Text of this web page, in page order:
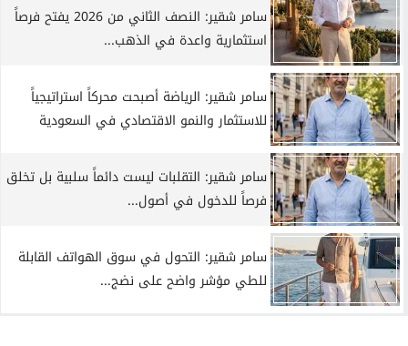
سامر شقير: النصف الثاني من 2026 يفتح فرصاً
استثمارية واعدة في الذهب...
سامر شقير: الرياضة أصبحت محركاً استراتيجياً
للاستثمار والنمو الاقتصادي في السعودية
سامر شقير: التقلبات ليست دائماً سلبية بل تخلق
فرصاً للدخول في أصول...
سامر شقير: التحول في سوق الهواتف القابلة
للطي مؤشر واضح على نضج...